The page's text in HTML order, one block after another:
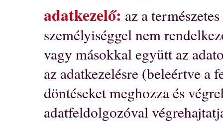
adatkezelő: az a
személyiséggel nem
vagy másokkal együtt az
az adatkezelésre (beleértve a
döntéseket meghozza és
adatfeldolgozóval